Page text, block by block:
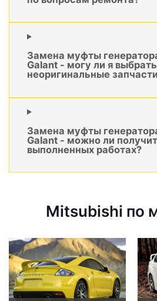
Замена муфты
Galant - могу ли я выбрать
неоригинальные
Замена муфты
Galant - можно ли
выполненных работах?
Mitsubishi по